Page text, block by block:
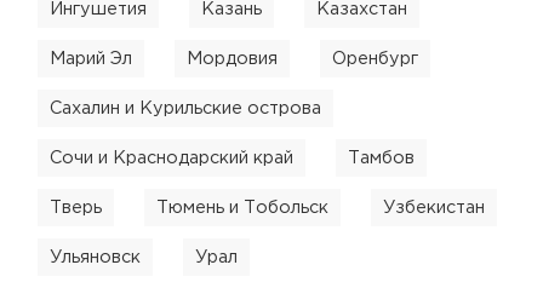
Ингушетия Казань Казахстан
Марий Эл Мордовия Оренбург
Сахалин и Курильские острова
Сочи и Краснодарский край Тамбов
Тверь Тюмень и Тобольск Узбекистан
Ульяновск Урал